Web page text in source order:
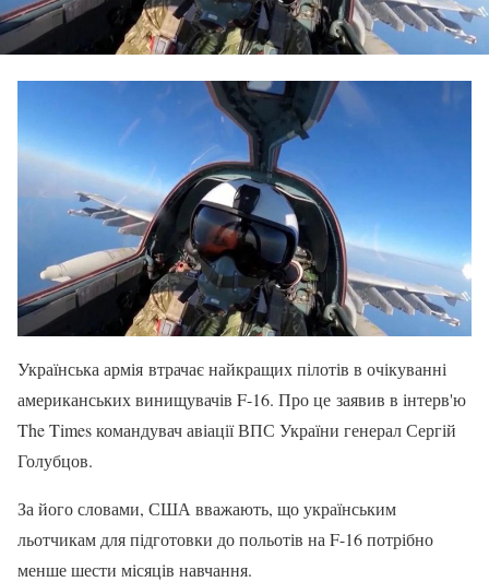
Українська армія втрачає найкращих пілотів в очікуванні
американських винищувачів F-16. Про це заявив в інтерв'ю
The Times командувач авіації ВПС України генерал Сергій
Голубцов.
За його словами, США вважають, що українським
льотчикам для підготовки до польотів на F-16 потрібно
менше шести місяців навчання.